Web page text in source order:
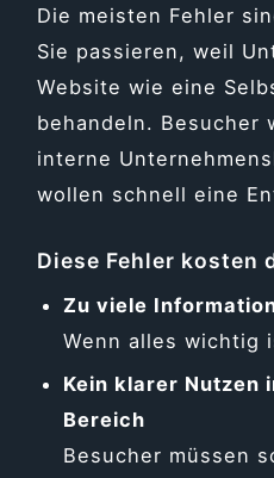
Die meisten Fehler
Sie passieren, weil
Website wie eine
behandeln. Besucher
interne
wollen schnell eine
Diese Fehler kosten
Zu viele
Wenn alles wichtig
Kein klarer Nutzen
Bereich
Besucher müssen